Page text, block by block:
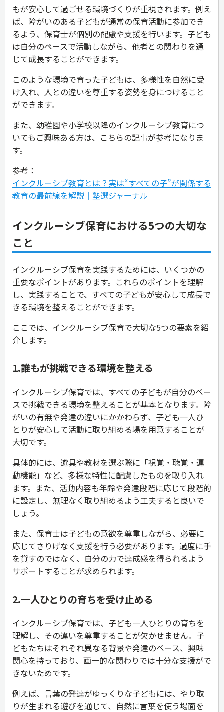
もが安心して過ごせる環境づくりが重視されます。例え
ば、障がいのある子どもが通常の保育活動に参加でき
るよう、保育士が個別の配慮や支援を行います。子ども
は自分のペースで活動しながら、他者との関わりを通
じて成長することができます。
このような環境で育った子どもは、多様性を自然に受
け入れ、人との違いを尊重する姿勢を身につけること
ができます。
また、幼稚園や小学校以降のインクルーシブ教育につ
いてもご興味ある方は、こちらの記事が参考になりま
す。
参考：
インクルーシブ教育とは？実は“すべての子”が関係する
教育の最前線を解説｜塾選ジャーナル
インクルーシブ保育における5つの大切な
こと
インクルーシブ保育を実践するためには、いくつかの
重要なポイントがあります。これらのポイントを理解
し、実践することで、すべての子どもが安心して成長で
きる環境を整えることができます。
ここでは、インクルーシブ保育で大切な5つの要素を紹
介します。
1.誰もが挑戦できる環境を整える
インクルーシブ保育では、すべての子どもが自分のペー
スで挑戦できる環境を整えることが基本となります。障
がいの有無や発達の違いにかかわらず、子ども一人ひ
とりが安心して活動に取り組める場を用意することが
大切です。
具体的には、遊具や教材を選ぶ際に「視覚・聴覚・運
動機能」など、多様な特性に配慮したものを取り入れ
ます。また、活動内容も年齢や発達段階に応じて段階的
に設定し、無理なく取り組めるよう工夫すると良いで
しょう。
また、保育士は子どもの意欲を尊重しながら、必要に
応じてさりげなく支援を行う必要があります。過度に手
を貸すのではなく、自分の力で達成感を得られるよう
サポートすることが求められます。
2.一人ひとりの育ちを受け止める
インクルーシブ保育では、子ども一人ひとりの育ちを
理解し、その違いを尊重することが欠かせません。子
どもたちはそれぞれ異なる背景や発達のペース、興味
関心を持っており、画一的な関わりでは十分な支援がで
きないためです。
例えば、言葉の発達がゆっくりな子どもには、やり取
りが生まれる遊びを通じて、自然に言葉を使う場面を